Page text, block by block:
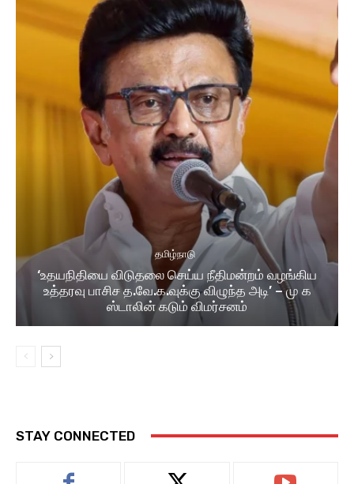
தமிழ்நாடு
‘உதயநிதியை விடுதலை செய்ய நீதிமன்றம் வழங்கிய
உத்தரவு பாசிச த.வே.க.வுக்கு விழுந்த அடி’ – மு க
ஸ்டாலின் கடும் விமர்சனம்
STAY CONNECTED